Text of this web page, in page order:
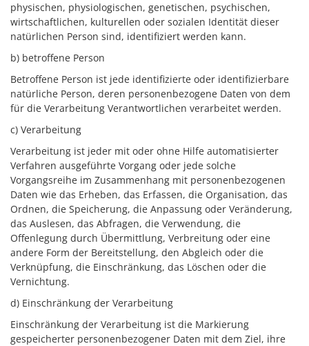
physischen, physiologischen, genetischen, psychischen,
wirtschaftlichen, kulturellen oder sozialen Identität dieser
natürlichen Person sind, identifiziert werden kann.
b) betroffene Person
Betroffene Person ist jede identifizierte oder identifizierbare
natürliche Person, deren personenbezogene Daten von dem
für die Verarbeitung Verantwortlichen verarbeitet werden.
c) Verarbeitung
Verarbeitung ist jeder mit oder ohne Hilfe automatisierter
Verfahren ausgeführte Vorgang oder jede solche
Vorgangsreihe im Zusammenhang mit personenbezogenen
Daten wie das Erheben, das Erfassen, die Organisation, das
Ordnen, die Speicherung, die Anpassung oder Veränderung,
das Auslesen, das Abfragen, die Verwendung, die
Offenlegung durch Übermittlung, Verbreitung oder eine
andere Form der Bereitstellung, den Abgleich oder die
Verknüpfung, die Einschränkung, das Löschen oder die
Vernichtung.
d) Einschränkung der Verarbeitung
Einschränkung der Verarbeitung ist die Markierung
gespeicherter personenbezogener Daten mit dem Ziel, ihre